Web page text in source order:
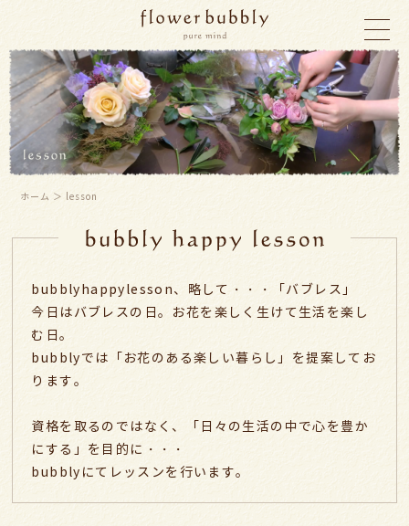
ホーム ＞ lesson
bubblyhappylesson、略して・・・「バブレス」
今日はバブレスの日。お花を楽しく生けて生活を楽し
む日。
bubblyでは「お花のある楽しい暮らし」を提案してお
ります。
資格を取るのではなく、「日々の生活の中で心を豊か
にする」を目的に・・・
bubblyにてレッスンを行います。